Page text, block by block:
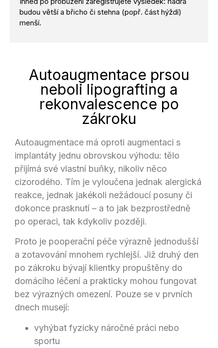
budou větší a břicho či stehna (popř. část hýždí)
menší.
Autoaugmentace prsou
neboli lipografting a
rekonvalescence po
zákroku
Autoaugmentace má oproti augmentaci s
implantáty jednu obrovskou výhodu: tělo
přijímá své vlastní buňky, nikoliv něco
cizorodého. Tím je vyloučena jednak alergická
reakce, jednak jakékoli nežádoucí posuny či
dokonce prasknutí – a to jak bezprostředně
po operaci, tak kdykoliv později.
Proto je pooperační péče výrazně jednodušší
a zotavování mnohem rychlejší. Již druhý den
po zákroku bývají klientky propuštěny do
domácího léčení a prakticky mohou fungovat
bez výrazných omezení. Pouze se v prvních
dnech musejí:
vyhýbat fyzicky náročné práci nebo
sportu